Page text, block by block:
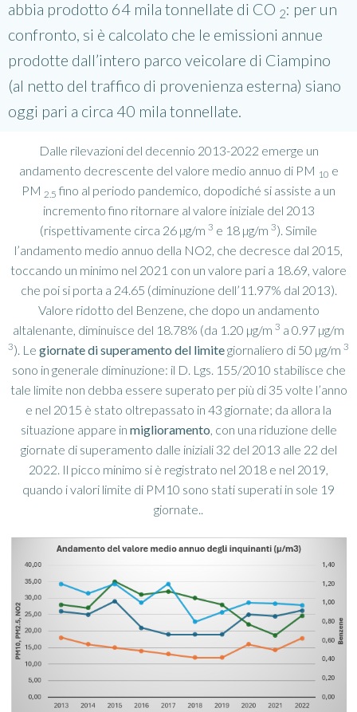
abbia prodotto 64 mila tonnellate di CO 2: per un
confronto, si è calcolato che le emissioni annue
prodotte dall’intero parco veicolare di Ciampino
(al netto del traffico di provenienza esterna) siano
oggi pari a circa 40 mila tonnellate.
Dalle rilevazioni del decennio 2013-2022 emerge un
andamento decrescente del valore medio annuo di PM 10 e
PM 2.5 fino al periodo pandemico, dopodiché si assiste a un
incremento fino ritornare al valore iniziale del 2013
(rispettivamente circa 26 µg/m 3 e 18 µg/m 3). Simile
l’andamento medio annuo della NO2, che decresce dal 2015,
toccando un minimo nel 2021 con un valore pari a 18.69, valore
che poi si porta a 24.65 (diminuzione dell’11.97% dal 2013).
Valore ridotto del Benzene, che dopo un andamento
altalenante, diminuisce del 18.78% (da 1.20 µg/m 3 a 0.97 µg/m
3). Le giornate di superamento del limitegiornaliero di 50 µg/m 3
sono in generale diminuzione: il D. Lgs. 155/2010 stabilisce che
tale limite non debba essere superato per più di 35 volte l’anno
e nel 2015 è stato oltrepassato in 43 giornate; da allora la
situazione appare in miglioramento, con una riduzione delle
giornate di superamento dalle iniziali 32 del 2013 alle 22 del
2022. Il picco minimo si è registrato nel 2018 e nel 2019,
quando i valori limite di PM10 sono stati superati in sole 19
giornate..